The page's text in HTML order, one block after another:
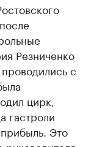
Резниченко
с
цирк,
гастроли
Это